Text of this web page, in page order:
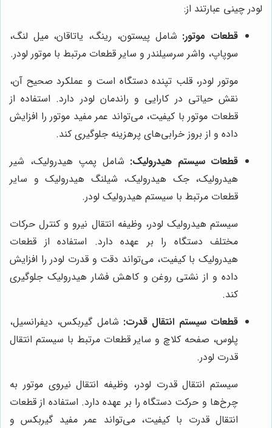
لودر چینی عبارتند از:
قطعات موتور: شامل پیستون، رینگ، یاتاقان، میل لنگ،
سوپاپ، واشر سرسیلندر و سایر قطعات مرتبط با موتور لودر.
موتور لودر، قلب تپنده دستگاه است و عملکرد صحیح آن،
نقش حیاتی در کارایی و راندمان لودر دارد. استفاده از
قطعات موتور با کیفیت، می‌تواند عمر مفید موتور را افزایش
داده و از بروز خرابی‌های پرهزینه جلوگیری کند.
قطعات سیستم هیدرولیک: شامل پمپ هیدرولیک، شیر
هیدرولیک، جک هیدرولیک، شیلنگ هیدرولیک و سایر
قطعات مرتبط با سیستم هیدرولیک لودر.
سیستم هیدرولیک لودر، وظیفه انتقال نیرو و کنترل حرکات
مختلف دستگاه را بر عهده دارد. استفاده از قطعات
هیدرولیک با کیفیت، می‌تواند دقت و قدرت لودر را افزایش
داده و از نشتی روغن و کاهش فشار هیدرولیک جلوگیری
کند.
قطعات سیستم انتقال قدرت: شامل گیربکس، دیفرانسیل،
پلوس، صفحه کلاچ و سایر قطعات مرتبط با سیستم انتقال
قدرت لودر.
سیستم انتقال قدرت لودر، وظیفه انتقال نیروی موتور به
چرخ‌ها و حرکت دستگاه را بر عهده دارد. استفاده از قطعات
انتقال قدرت با کیفیت، می‌تواند عمر مفید گیربکس و